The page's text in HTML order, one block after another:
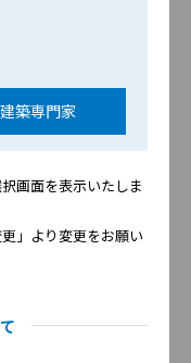
建築専門家
画面を表示いたしま
」より変更をお願い